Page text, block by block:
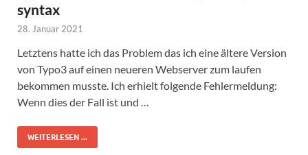
syntax
28. Januar 2021
Letztens hatte ich das Problem das ich eine ältere Version
von Typo3 auf einen neueren Webserver zum laufen
bekommen musste. Ich erhielt folgende Fehlermeldung:
Wenn dies der Fall ist und …
WEITERLESEN ...